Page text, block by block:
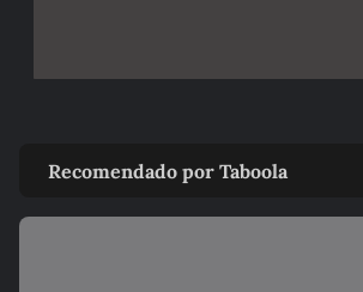
Recomendado por Taboola